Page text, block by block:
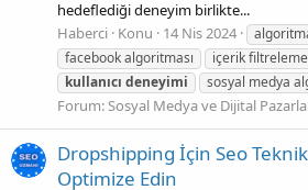
hedeflediği deneyim birlikte...
Haberci Konu 14 Nis 2024
facebook algoritması
içerik filtreleme
kullanıcı deneyimi sosyal medya
Forum:Sosyal Medya ve Dijital
Dropshipping İçin Seo
Optimize Edin